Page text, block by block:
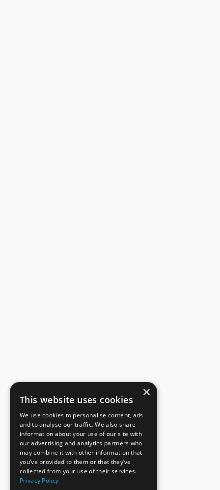
×
This website uses cookies
We use cookies to personalise content, ads
and to analyse our traffic. We also share
information about your use of our site with
our advertising and analytics partners who
may combine it with other information that
you’ve provided to them or that they’ve
collected from your use of their services.
Privacy Policy